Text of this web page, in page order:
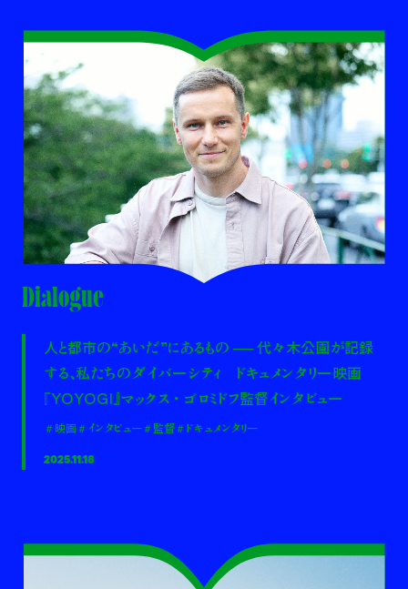
Dialogue
人と都市の“あいだ”にあるもの ── 代々木公園が記録
する、私たちのダイバーシティ ドキュメンタリー映画
『YOYOGI』マックス・ゴロミドフ監督インタビュー
＃映画＃インタビュー＃監督＃ドキュメンタリー
2025.11.18